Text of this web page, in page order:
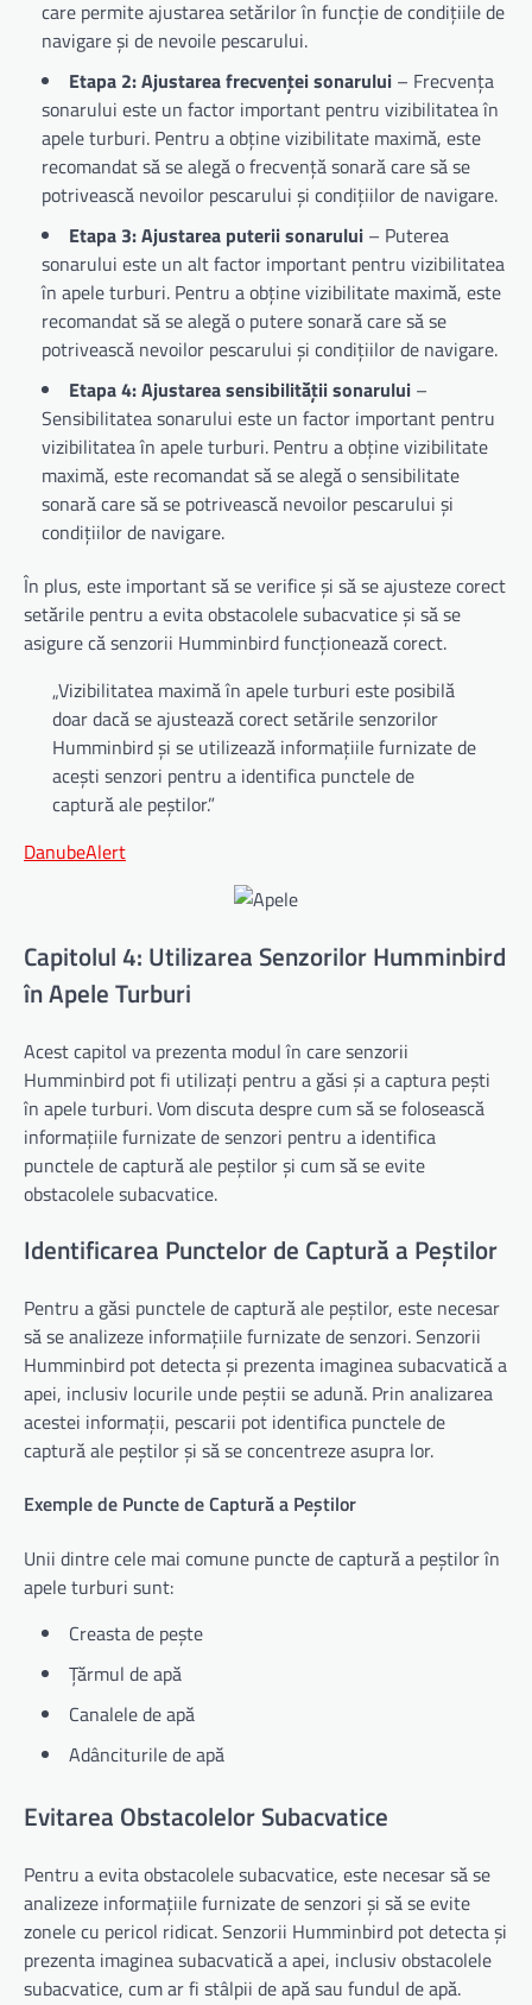
care permite ajustarea setărilor în funcție de condițiile de
navigare și de nevoile pescarului.
Etapa 2: Ajustarea frecvenței sonarului – Frecvența
sonarului este un factor important pentru vizibilitatea în
apele turburi. Pentru a obține vizibilitate maximă, este
recomandat să se alegă o frecvență sonară care să se
potrivească nevoilor pescarului și condițiilor de navigare.
Etapa 3: Ajustarea puterii sonarului – Puterea
sonarului este un alt factor important pentru vizibilitatea
în apele turburi. Pentru a obține vizibilitate maximă, este
recomandat să se alegă o putere sonară care să se
potrivească nevoilor pescarului și condițiilor de navigare.
Etapa 4: Ajustarea sensibilității sonarului –
Sensibilitatea sonarului este un factor important pentru
vizibilitatea în apele turburi. Pentru a obține vizibilitate
maximă, este recomandat să se alegă o sensibilitate
sonară care să se potrivească nevoilor pescarului și
condițiilor de navigare.
În plus, este important să se verifice și să se ajusteze corect
setările pentru a evita obstacolele subacvatice și să se
asigure că senzorii Humminbird funcționează corect.
„Vizibilitatea maximă în apele turburi este posibilă
doar dacă se ajustează corect setările senzorilor
Humminbird și se utilizează informațiile furnizate de
acești senzori pentru a identifica punctele de
captură ale peștilor.”
DanubeAlert
Capitolul 4: Utilizarea Senzorilor Humminbird
în Apele Turburi
Acest capitol va prezenta modul în care senzorii
Humminbird pot fi utilizați pentru a găsi și a captura pești
în apele turburi. Vom discuta despre cum să se folosească
informațiile furnizate de senzori pentru a identifica
punctele de captură ale peștilor și cum să se evite
obstacolele subacvatice.
Identificarea Punctelor de Captură a Peștilor
Pentru a găsi punctele de captură ale peștilor, este necesar
să se analizeze informațiile furnizate de senzori. Senzorii
Humminbird pot detecta și prezenta imaginea subacvatică a
apei, inclusiv locurile unde peștii se adună. Prin analizarea
acestei informații, pescarii pot identifica punctele de
captură ale peștilor și să se concentreze asupra lor.
Exemple de Puncte de Captură a Peștilor
Unii dintre cele mai comune puncte de captură a peștilor în
apele turburi sunt:
Creasta de pește
Țărmul de apă
Canalele de apă
Adânciturile de apă
Evitarea Obstacolelor Subacvatice
Pentru a evita obstacolele subacvatice, este necesar să se
analizeze informațiile furnizate de senzori și să se evite
zonele cu pericol ridicat. Senzorii Humminbird pot detecta și
prezenta imaginea subacvatică a apei, inclusiv obstacolele
subacvatice, cum ar fi stâlpii de apă sau fundul de apă.